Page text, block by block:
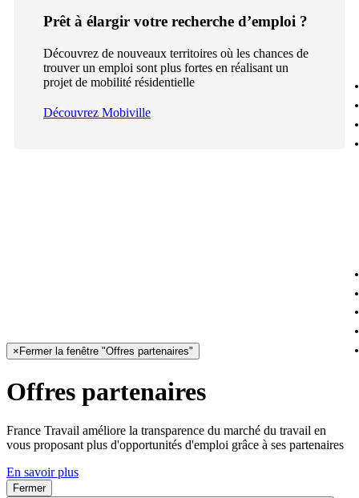
Prêt à élargir votre recherche d’emploi ?
Découvrez de nouveaux territoires où les chances de
trouver un emploi sont plus fortes en réalisant un
projet de mobilité résidentielle
Découvrez Mobiville
× Fermer la fenêtre "Offres partenaires"
Offres partenaires
France Travail améliore la transparence du marché du travail en
vous proposant plus d'opportunités d'emploi grâce à ses partenaires
En savoir plus
Fermer